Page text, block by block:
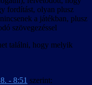
fordítást, olyan plusz
a játékban, plusz
szövegezéssel
találni, hogy melyik
- 8:51 szerint: